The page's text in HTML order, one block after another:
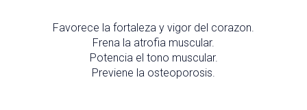
Favorece la fortaleza y vigor del corazon.
Frena la atrofia muscular.
Potencia el tono muscular.
Previene la osteoporosis.